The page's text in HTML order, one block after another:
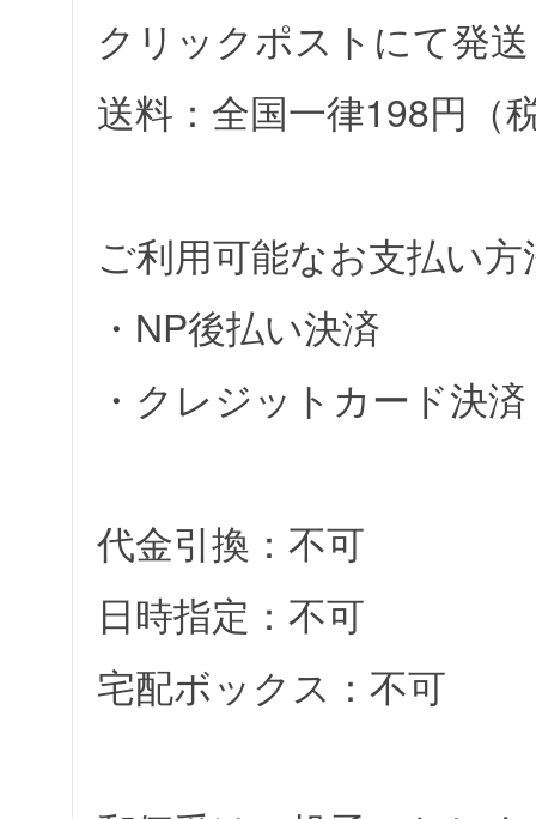
クリックポストにて発
送料：全国一律198円（
ご利用可能なお支払い方
・NP後払い決済
・クレジットカード決済
代金引換：不可
日時指定：不可
宅配ボックス：不可